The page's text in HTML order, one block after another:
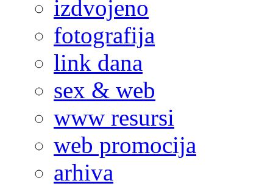
izdvojeno
fotografija
link dana
sex & web
www resursi
web promocija
arhiva